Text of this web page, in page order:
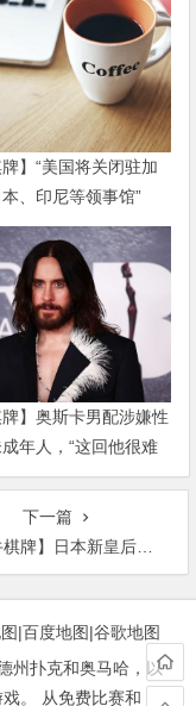
牌】“美国将关闭驻加
、印尼等领事馆”
牌】奥斯卡男配涉嫌性
年人，“这回他很难
下一篇
本新皇后雅子：平民出身 仍在克服“适应障碍”
|百度地图|谷歌地图
州扑克和奥马哈，以
。 从免费比赛和